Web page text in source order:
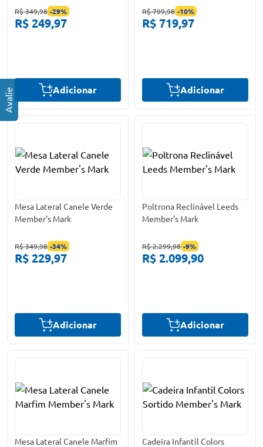
R$ 349,98 -29%
R$ 249,97
Adicionar
R$ 799,98 -10%
R$ 719,97
Adicionar
Mesa Lateral Canele Verde
Member's Mark
R$ 349,98 -34%
R$ 229,97
Adicionar
Poltrona Reclinável Leeds
Member's Mark
R$ 2.299,98 -9%
R$ 2.099,90
Adicionar
Mesa Lateral Canele Marfim
Cadeira Infantil Colors